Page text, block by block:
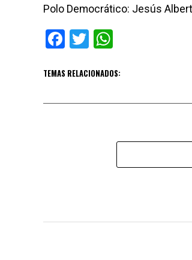
Polo Democrático: Jesús
Facebook
Twitter
TEMAS RELACIONADOS: